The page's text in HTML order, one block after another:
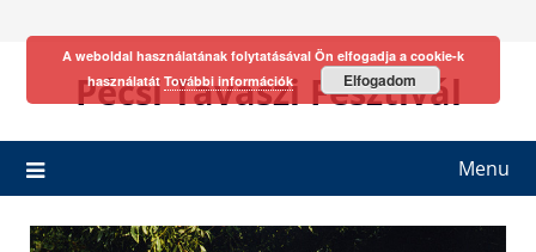
Pécsi Tavaszi Fesztivál
Menu
A weboldal használatának folytatásával Ön elfogadja a cookie-k
használatát További információk Elfogadom